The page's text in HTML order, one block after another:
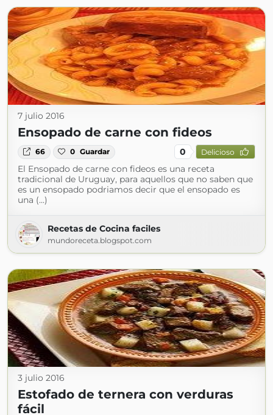
7 julio 2016
Ensopado de carne con fideos
66 0 Guardar 0 Delicioso
El Ensopado de carne con fideos es una receta
tradicional de Uruguay, para aquellos que no saben que
es un ensopado podriamos decir que el ensopado es
una (...)
Recetas de Cocina faciles
mundoreceta.blogspot.com
3 julio 2016
Estofado de ternera con verduras
fácil